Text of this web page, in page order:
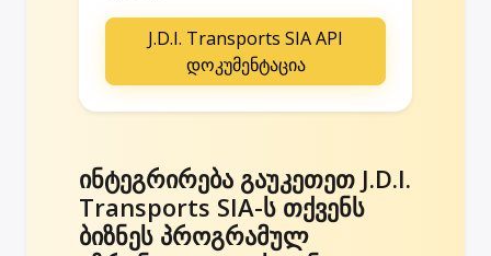
J.D.I. Transports SIA API
დოკუმენტაცია
ინტეგრირება გაუკეთეთ J.D.I.
Transports SIA-ს თქვენს
ბიზნეს პროგრამულ